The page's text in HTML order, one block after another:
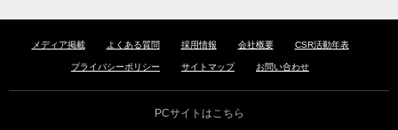
メディア掲載 よくある質問 採用情報 会社概要 CSR活動年表
プライバシーポリシー サイトマップ お問い合わせ
PCサイトはこちら